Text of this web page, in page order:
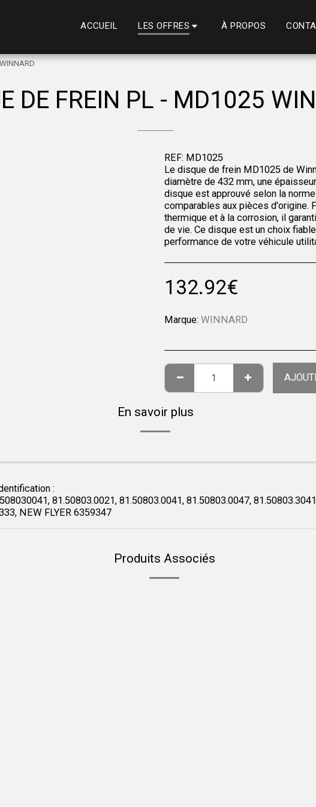
ACCUEIL LES OFFRES À PROPOS
DE FREIN PL - MD1025
REF: MD1025
Le disque de frein MD1025 de
diamètre de 432 mm, une
disque est approuvé selon la
comparables aux pièces d'origine.
thermique et à la corrosion, il
de vie. Ce disque est un choix
performance de votre véhicule
132.92€
Marque: WINNARD
En savoir plus
:
81.50803.0021, 81.50803.0041, 81.50803.0047,
NEW FLYER 6359347
Produits Associés